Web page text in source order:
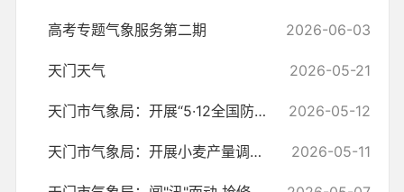
高考专题气象服务第二期 2026-06-03
天门天气 2026-05-21
天门市气象局：开展“5·12全国防灾减灾日”气象科普宣传进校园活动 2026-05-12
天门市气象局：开展小麦产量调查 精准服务保丰收 2026-05-11